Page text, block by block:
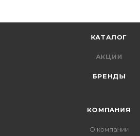
КАТАЛОГ
АКЦИИ
БРЕНДЫ
КОМПАНИЯ
О компании